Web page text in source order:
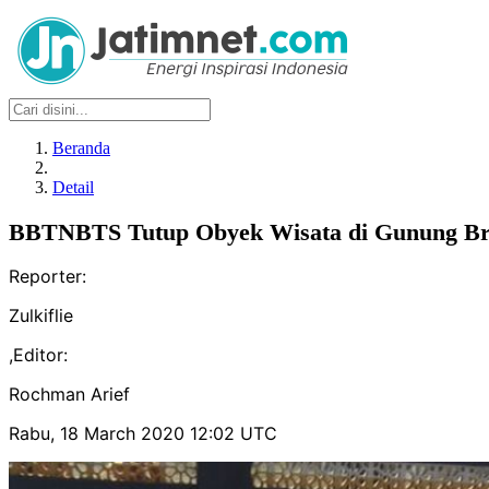
Beranda
Detail
BBTNBTS Tutup Obyek Wisata di Gunung
Reporter:
Zulkiflie
,Editor:
Rochman Arief
Rabu, 18 March 2020 12:02 UTC